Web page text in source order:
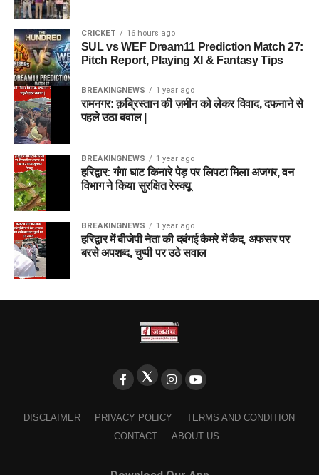
CRICKET 16 hours ago
SUL vs WEF Dream11 Prediction Match 27:
Pitch Report, Playing XI & Fantasy Tips
BREAKINGNEWS 1 year ago
रामनगर: क़ब्रिस्तान की ज़मीन को लेकर विवाद, दफनाने से
पहले उठा बवाल |
BREAKINGNEWS 1 year ago
हरिद्वार: गंगा घाट किनारे पेड़ पर लिपटा मिला अजगर, वन
विभाग ने किया सुरक्षित रेस्क्यू
BREAKINGNEWS 1 year ago
हरिद्वार में बीजेपी नेता की दबंगई कैमरे में कैद, अफसर पर
बरसे अपशब्द, चुप्पी पर उठे सवाल
DISCLAIMER PRIVACY POLICY
TERMS AND CONDITION
CONTACT
ABOUT US